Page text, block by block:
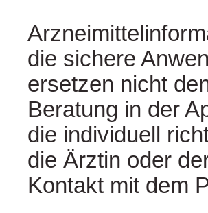
die sichere
ersetzen nicht
Beratung in der
die individuell
die Ärztin oder
Kontakt mit dem